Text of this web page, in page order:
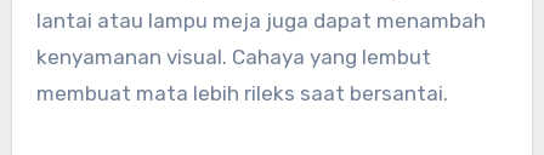
lantai atau lampu meja juga dapat menambah
kenyamanan visual. Cahaya yang lembut
membuat mata lebih rileks saat bersantai.